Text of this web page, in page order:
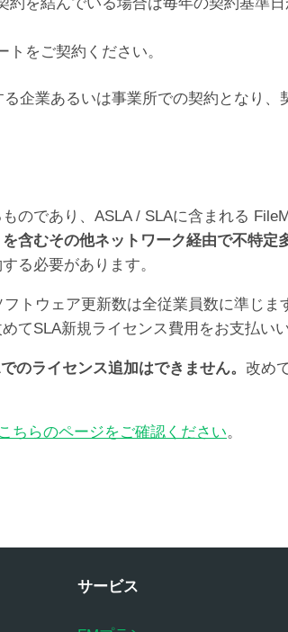
をご契約ください。
企業あるいは事業所での契約となり、
のであり、ASLA / SLAに含まれる
含むその他ネットワーク経由で不特定
る必要があります。
トウェア更新数は全従業員数に準じ
てSLA新規ライセンス費用をお支払い
のライセンス追加はできません。 改め
こちらのページをご確認ください。
サービス